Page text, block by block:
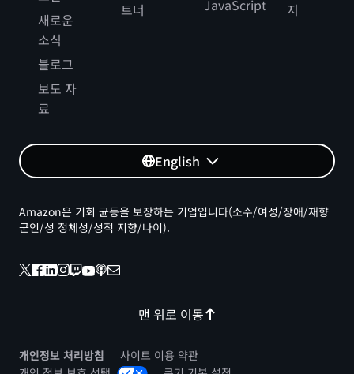
새로운
소식
블로그
보도 자
료
트너
JavaScript
지
English
맨 위로 이동
Amazon은 기회 균등을 보장하는 기업입니다(소수/여성/장애/재향
군인/성 정체성/성적 지향/나이).
개인정보 처리방침
사이트 이용 약관